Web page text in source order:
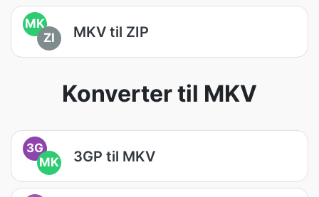
MK
ZI
MKV til ZIP
Konverter til MKV
3G
MK
3GP til MKV